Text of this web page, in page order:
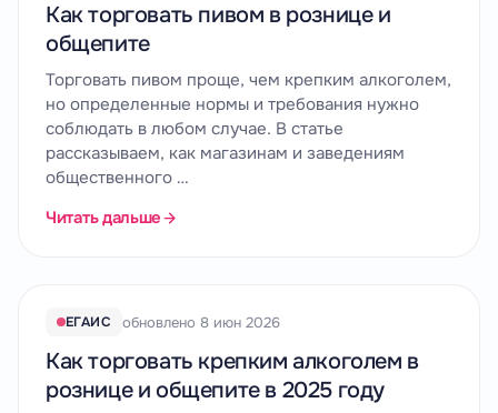
Как торговать пивом в рознице и
общепите
Торговать пивом проще, чем крепким алкоголем,
но определенные нормы и требования нужно
соблюдать в любом случае. В статье
рассказываем, как магазинам и заведениям
общественного …
Читать дальше
ЕГАИС обновлено 8 июн 2026
Как торговать крепким алкоголем в
рознице и общепите в 2025 году